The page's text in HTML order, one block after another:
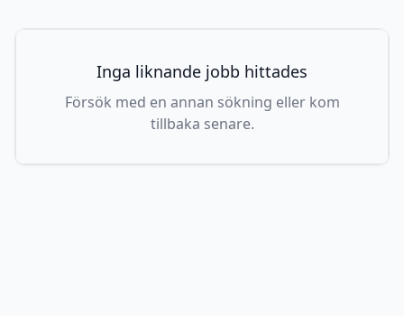
Inga liknande jobb hittades
Försök med en annan sökning eller kom
tillbaka senare.